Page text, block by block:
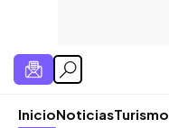
InicioNoticiasTurismo